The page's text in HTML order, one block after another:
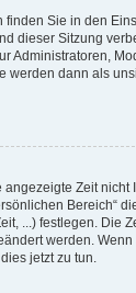
finden Sie in den
dieser Sitzung
Administratoren,
werden dann als
Zeit nicht
Bereich“
...) festlegen. Die
werden.
jetzt zu tun.